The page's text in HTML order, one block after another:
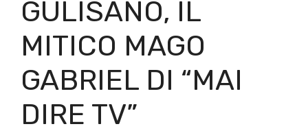
GULISANO, IL
MITICO MAGO
GABRIEL DI “MAI
DIRE TV”